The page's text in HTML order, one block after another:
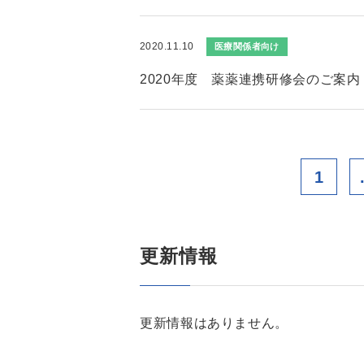
2020.11.10 医療関係者向け
2020年度 薬薬連携研修会のご案内
1
更新情報
更新情報はありません。